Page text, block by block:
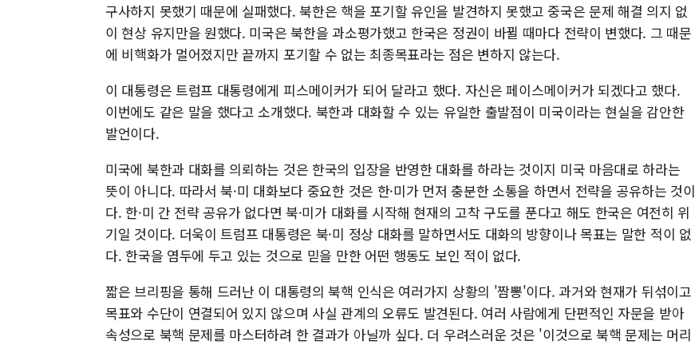
구사하지 못했기 때문에 실패했다. 북한은 핵을 포기할 유인을 발견하지 못했고 중국은 문제 해결 의지 없
이 현상 유지만을 원했다. 미국은 북한을 과소평가했고 한국은 정권이 바뀔 때마다 전략이 변했다. 그 때문
에 비핵화가 멀어졌지만 끝까지 포기할 수 없는 최종목표라는 점은 변하지 않는다.
이 대통령은 트럼프 대통령에게 피스메이커가 되어 달라고 했다. 자신은 페이스메이커가 되겠다고 했다.
이번에도 같은 말을 했다고 소개했다. 북한과 대화할 수 있는 유일한 출발점이 미국이라는 현실을 감안한
발언이다.
미국에 북한과 대화를 의뢰하는 것은 한국의 입장을 반영한 대화를 하라는 것이지 미국 마음대로 하라는
뜻이 아니다. 따라서 북·미 대화보다 중요한 것은 한·미가 먼저 충분한 소통을 하면서 전략을 공유하는 것이
다. 한·미 간 전략 공유가 없다면 북·미가 대화를 시작해 현재의 고착 구도를 푼다고 해도 한국은 여전히 위
기일 것이다. 더욱이 트럼프 대통령은 북·미 정상 대화를 말하면서도 대화의 방향이나 목표는 말한 적이 없
다. 한국을 염두에 두고 있는 것으로 믿을 만한 어떤 행동도 보인 적이 없다.
짧은 브리핑을 통해 드러난 이 대통령의 북핵 인식은 여러가지 상황의 '짬뽕'이다. 과거와 현재가 뒤섞이고
목표와 수단이 연결되어 있지 않으며 사실 관계의 오류도 발견된다. 여러 사람에게 단편적인 자문을 받아
속성으로 북핵 문제를 마스터하려 한 결과가 아닐까 싶다. 더 우려스러운 것은 '이것으로 북핵 문제는 머리